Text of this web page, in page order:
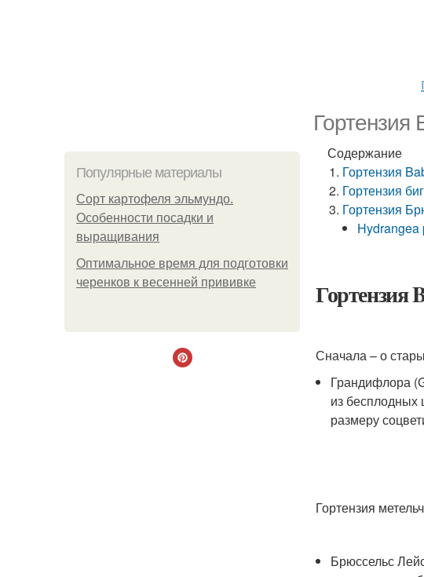
Гортензия
Популярные материалы
Сорт картофеля эльмундо.
Особенности посадки и
выращивания
Оптимальное время для подготовки
черенков к весенней прививке
Содержание
Гортензия
Гортензия
Гортензия
Hydrangea
Гортензия
Сначала – о
Грандифлора
из бесплодных
размеру
Гортензия
Брюссельс